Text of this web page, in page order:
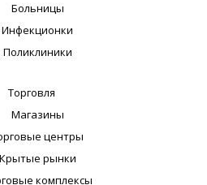
Больницы
Инфекционки
Поликлиники
Торговля
Магазины
центры
Крытые рынки
комплексы